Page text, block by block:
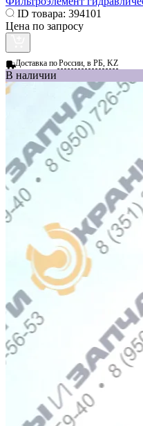
ID товара: 394101
Цена по запросу
Доставка поРоссии, в РБ, KZ
В наличии